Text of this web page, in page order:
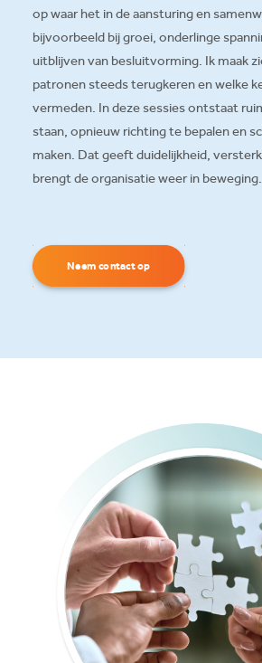
op waar het in de aansturing en
bijvoorbeeld bij groei, onderlinge
uitblijven van besluitvorming. Ik maak
patronen steeds terugkeren en welke
vermeden. In deze sessies ontstaat
staan, opnieuw richting te bepalen en
maken. Dat geeft duidelijkheid,
brengt de organisatie weer in beweging.
Neem contact op